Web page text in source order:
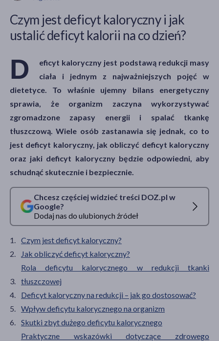
Hit
Czym jest deficyt kaloryczny i jak
ustalić deficyt kalorii na co dzień?
D
eficyt kaloryczny jest podstawą redukcji masy
ciała i jednym z najważniejszych pojęć w
dietetyce. To właśnie ujemny bilans energetyczny
sprawia, że organizm zaczyna wykorzystywać
zgromadzone zapasy energii i spalać tkankę
tłuszczową. Wiele osób zastanawia się jednak, co to
jest deficyt kaloryczny, jak obliczyć deficyt kaloryczny
oraz jaki deficyt kaloryczny będzie odpowiedni, aby
schudnąć skutecznie i bezpiecznie.
Chcesz częściej widzieć treści DOZ.pl w
Google?
Dodaj nas do ulubionych źródeł
Czym jest deficyt kaloryczny?
Jak obliczyć deficyt kaloryczny?
Rola deficytu kalorycznego w redukcji tkanki
tłuszczowej
Deficyt kaloryczny na redukcji – jak go dostosować?
Wpływ deficytu kalorycznego na organizm
Skutki zbyt dużego deficytu kalorycznego
Praktyczne wskazówki dotyczące zdrowego